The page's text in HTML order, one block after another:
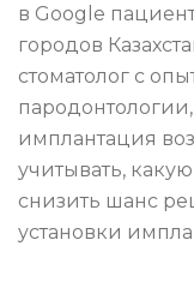
в Google
городов
стоматолог с
имплантация
учитывать,
снизить шанс
установки